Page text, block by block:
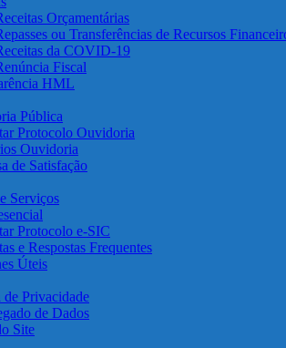
Orçamentárias
ou Transferências de Recursos
da COVID-19
Fiscal
HML
Pública
Protocolo Ouvidoria
Ouvidoria
de Satisfação
Serviços
Protocolo e-SIC
e Respostas Frequentes
Úteis
de Privacidade
de Dados
Site